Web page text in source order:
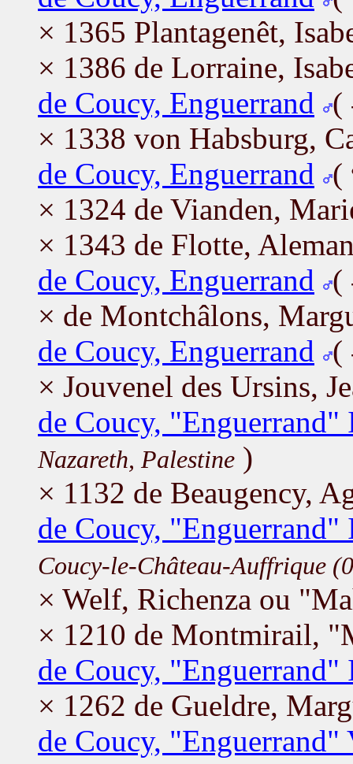
× 1365 Plantagenêt,
× 1386 de Lorraine,
de Coucy, Enguerrand
(
× 1338 von Habsburg,
de Coucy, Enguerrand
(
× 1324 de Vianden,
× 1343 de Flotte,
de Coucy, Enguerrand
(
× de Montchâlons,
de Coucy, Enguerrand
(
× Jouvenel des Ursins,
de Coucy, "Enguerrand"
Nazareth, Palestine )
× 1132 de Beaugency,
de Coucy,
Coucy-le-Château-Auffrique
× Welf, Richenza ou
× 1210 de Montmirail,
de Coucy, "Enguerrand"
× 1262 de Gueldre,
de Coucy, "Enguerrand"